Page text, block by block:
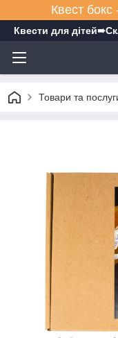
Квест бокс
Квести для
Товари та